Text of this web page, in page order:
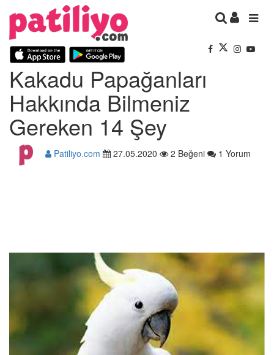
Kakadu Papağanları
Hakkında Bilmeniz
Gereken 14 Şey
Patiliyo.com 27.05.2020 2 Beğeni 1 Yorum